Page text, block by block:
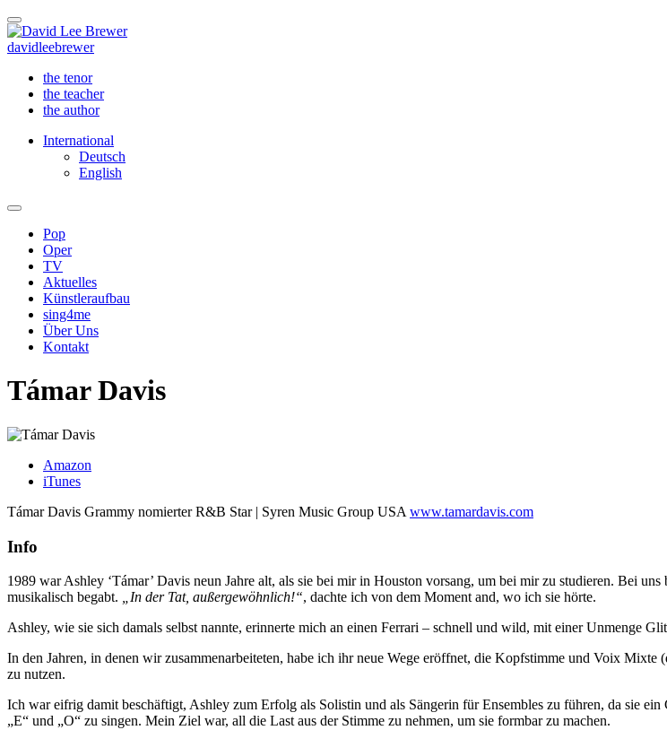
davidleebrewer
the tenor
the teacher
the author
International
Deutsch
English
Pop
Oper
TV
Aktuelles
Künstleraufbau
sing4me
Über Uns
Kontakt
Támar Davis
Amazon
iTunes
Támar Davis Grammy nomierter R&B Star | Syren Music Group USA www.tamardavis.com
Info
1989 war Ashley ‘Támar’ Davis neun Jahre alt, als sie bei mir in Houston vorsang, um bei mir zu studieren. Bei
musikalisch begabt.
„In der Tat, außergewöhnlich!“, dachte ich von dem Moment and, wo ich sie hörte.
Ashley, wie sie sich damals selbst nannte, erinnerte mich an einen Ferrari – schnell und wild, mit einer Unmenge
In den Jahren, in denen wir zusammenarbeiteten, habe ich ihr neue Wege eröffnet, die Kopfstimme und Voix
zu nutzen.
Ich war eifrig damit beschäftigt, Ashley zum Erfolg als Solistin und als Sängerin für Ensembles zu führen, da sie
„E“ und „O“ zu singen. Mein Ziel war, all die Last aus der Stimme zu nehmen, um sie formbar zu machen.